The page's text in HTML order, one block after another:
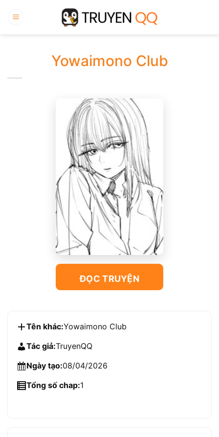
qua
Yowaimono Club
ĐỌC TRUYỆN
Tên khác:Yowaimono Club
Tác giả:TruyenQQ
Ngày tạo:08/04/2026
Tổng số chap:1